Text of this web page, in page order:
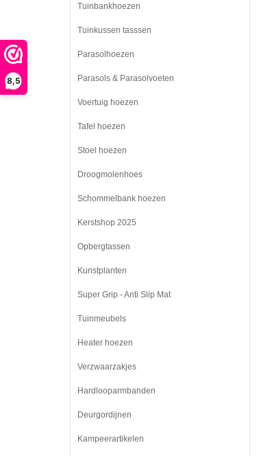
8,5
Tuinbankhoezen
Tuinkussen tasssen
Parasolhoezen
Parasols & Parasolvoeten
Voertuig hoezen
Tafel hoezen
Stoel hoezen
Droogmolenhoes
Schommelbank hoezen
Kerstshop 2025
Opbergtassen
Kunstplanten
Super Grip - Anti Slip Mat
Tuinmeubels
Heater hoezen
Verzwaarzakjes
Hardlooparmbanden
Deurgordijnen
Kampeerartikelen